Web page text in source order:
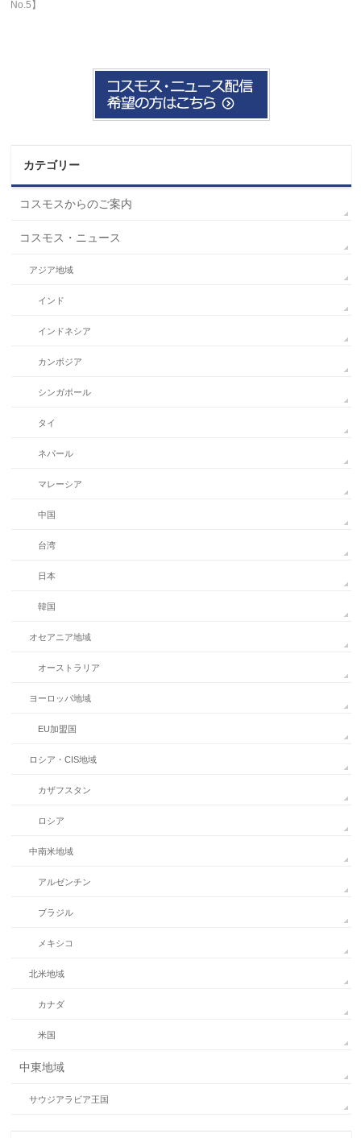
No.5】
カテゴリー
コスモスからのご案内
コスモス・ニュース
アジア地域
インド
インドネシア
カンボジア
シンガポール
タイ
ネパール
マレーシア
中国
台湾
日本
韓国
オセアニア地域
オーストラリア
ヨーロッパ地域
EU加盟国
ロシア・CIS地域
カザフスタン
ロシア
中南米地域
アルゼンチン
ブラジル
メキシコ
北米地域
カナダ
米国
中東地域
サウジアラビア王国